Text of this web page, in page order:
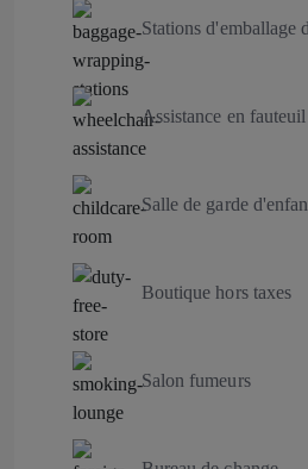
Stations d'emballage
Assistance en
Salle de garde
Boutique hors taxes
Salon fumeurs